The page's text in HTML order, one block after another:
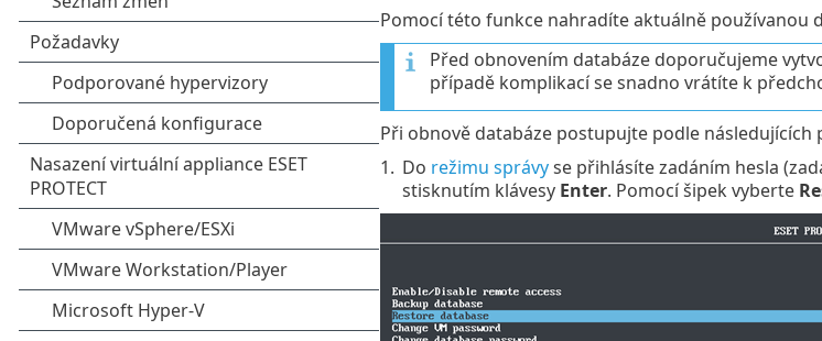
Pomocí této funkce nahradíte aktuálně používanou
Před obnovením databáze doporučujeme
případě komplikací se snadno vrátíte k
Při obnově databáze postupujte podle následujících
1. Do režimu správyse přihlásíte zadáním hesla
stisknutím klávesy Enter. Pomocí šipek vyberte